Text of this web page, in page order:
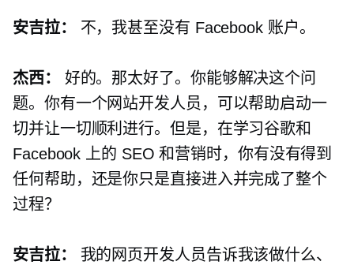
安吉拉： 不，我甚至没有 Facebook 账户。
杰西：
好的。那太好了。你能够解决这个问
题。你有一个网站开发人员，可以帮助启动一
切并让一切顺利进行。但是，在学习谷歌和
Facebook 上的 SEO 和营销时，你有没有得到
任何帮助，还是你只是直接进入并完成了整个
过程？
安吉拉：
我的网页开发人员告诉我该做什么、